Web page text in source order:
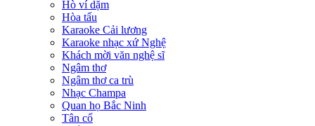
Hò ví dặm
Hòa tấu
Karaoke Cải lương
Karaoke nhạc xứ Nghệ
Khách mời văn nghệ sĩ
Ngâm thơ
Ngâm thơ ca trù
Nhạc Champa
Quan họ Bắc Ninh
Tân cổ